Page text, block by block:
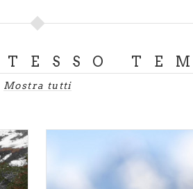
Mostra tutti